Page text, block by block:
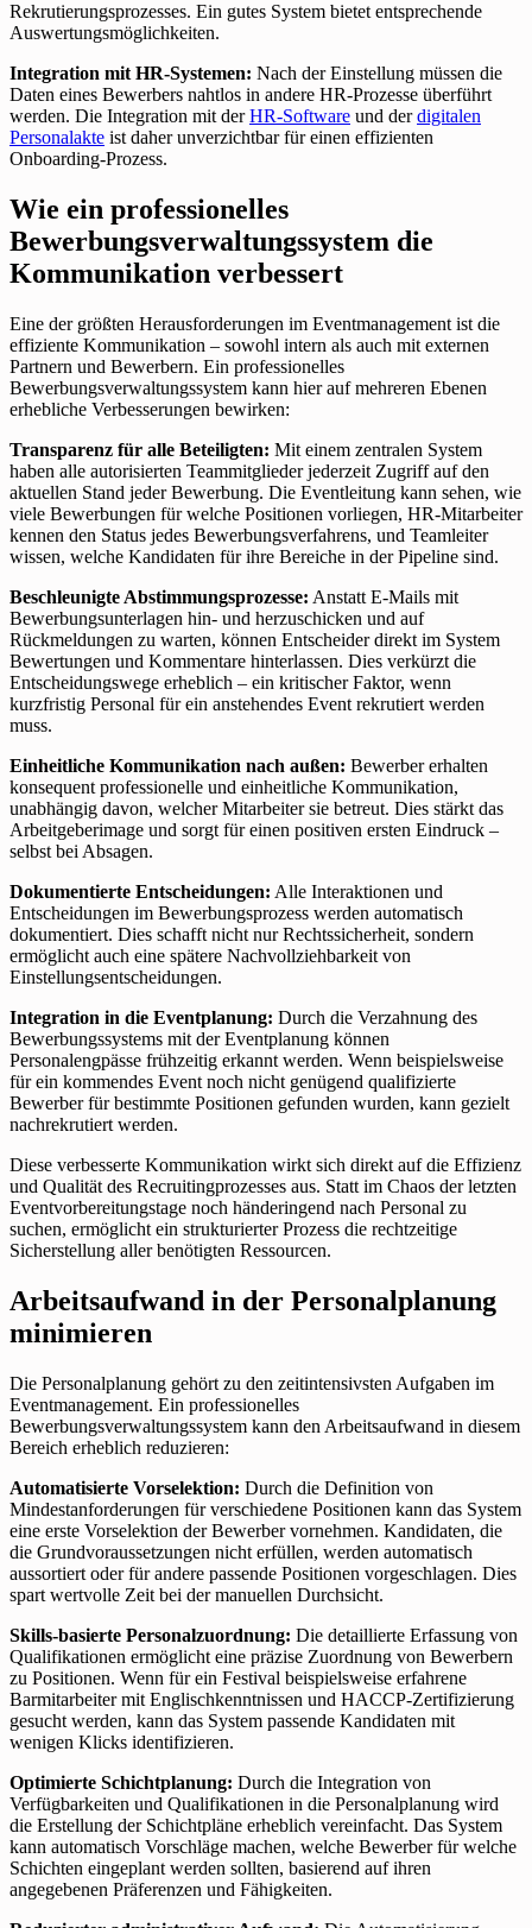
Rekrutierungsprozesses. Ein gutes System bietet entsprechende
Auswertungsmöglichkeiten.
Integration mit HR-Systemen: Nach der Einstellung müssen die
Daten eines Bewerbers nahtlos in andere HR-Prozesse überführt
werden. Die Integration mit derHR-Software und derdigitalen
Personalakte ist daher unverzichtbar für einen effizienten
Onboarding-Prozess.
Wie ein professionelles
Bewerbungsverwaltungssystem die
Kommunikation verbessert
Eine der größten Herausforderungen im Eventmanagement ist die
effiziente Kommunikation – sowohl intern als auch mit externen
Partnern und Bewerbern. Ein professionelles
Bewerbungsverwaltungssystem kann hier auf mehreren Ebenen
erhebliche Verbesserungen bewirken:
Transparenz für alle Beteiligten: Mit einem zentralen System
haben alle autorisierten Teammitglieder jederzeit Zugriff auf den
aktuellen Stand jeder Bewerbung. Die Eventleitung kann sehen, wie
viele Bewerbungen für welche Positionen vorliegen, HR-Mitarbeiter
kennen den Status jedes Bewerbungsverfahrens, und Teamleiter
wissen, welche Kandidaten für ihre Bereiche in der Pipeline sind.
Beschleunigte Abstimmungsprozesse: Anstatt E-Mails mit
Bewerbungsunterlagen hin- und herzuschicken und auf
Rückmeldungen zu warten, können Entscheider direkt im System
Bewertungen und Kommentare hinterlassen. Dies verkürzt die
Entscheidungswege erheblich – ein kritischer Faktor, wenn
kurzfristig Personal für ein anstehendes Event rekrutiert werden
muss.
Einheitliche Kommunikation nach außen: Bewerber erhalten
konsequent professionelle und einheitliche Kommunikation,
unabhängig davon, welcher Mitarbeiter sie betreut. Dies stärkt das
Arbeitgeberimage und sorgt für einen positiven ersten Eindruck –
selbst bei Absagen.
Dokumentierte Entscheidungen: Alle Interaktionen und
Entscheidungen im Bewerbungsprozess werden automatisch
dokumentiert. Dies schafft nicht nur Rechtssicherheit, sondern
ermöglicht auch eine spätere Nachvollziehbarkeit von
Einstellungsentscheidungen.
Integration in die Eventplanung: Durch die Verzahnung des
Bewerbungssystems mit der Eventplanung können
Personalengpässe frühzeitig erkannt werden. Wenn beispielsweise
für ein kommendes Event noch nicht genügend qualifizierte
Bewerber für bestimmte Positionen gefunden wurden, kann gezielt
nachrekrutiert werden.
Diese verbesserte Kommunikation wirkt sich direkt auf die Effizienz
und Qualität des Recruitingprozesses aus. Statt im Chaos der letzten
Eventvorbereitungstage noch händeringend nach Personal zu
suchen, ermöglicht ein strukturierter Prozess die rechtzeitige
Sicherstellung aller benötigten Ressourcen.
Arbeitsaufwand in der Personalplanung
minimieren
Die Personalplanung gehört zu den zeitintensivsten Aufgaben im
Eventmanagement. Ein professionelles
Bewerbungsverwaltungssystem kann den Arbeitsaufwand in diesem
Bereich erheblich reduzieren:
Automatisierte Vorselektion: Durch die Definition von
Mindestanforderungen für verschiedene Positionen kann das System
eine erste Vorselektion der Bewerber vornehmen. Kandidaten, die
die Grundvoraussetzungen nicht erfüllen, werden automatisch
aussortiert oder für andere passende Positionen vorgeschlagen. Dies
spart wertvolle Zeit bei der manuellen Durchsicht.
Skills-basierte Personalzuordnung: Die detaillierte Erfassung von
Qualifikationen ermöglicht eine präzise Zuordnung von Bewerbern
zu Positionen. Wenn für ein Festival beispielsweise erfahrene
Barmitarbeiter mit Englischkenntnissen und HACCP-Zertifizierung
gesucht werden, kann das System passende Kandidaten mit
wenigen Klicks identifizieren.
Optimierte Schichtplanung: Durch die Integration von
Verfügbarkeiten und Qualifikationen in die Personalplanung wird
die Erstellung der Schichtpläne erheblich vereinfacht. Das System
kann automatisch Vorschläge machen, welche Bewerber für welche
Schichten eingeplant werden sollten, basierend auf ihren
angegebenen Präferenzen und Fähigkeiten.